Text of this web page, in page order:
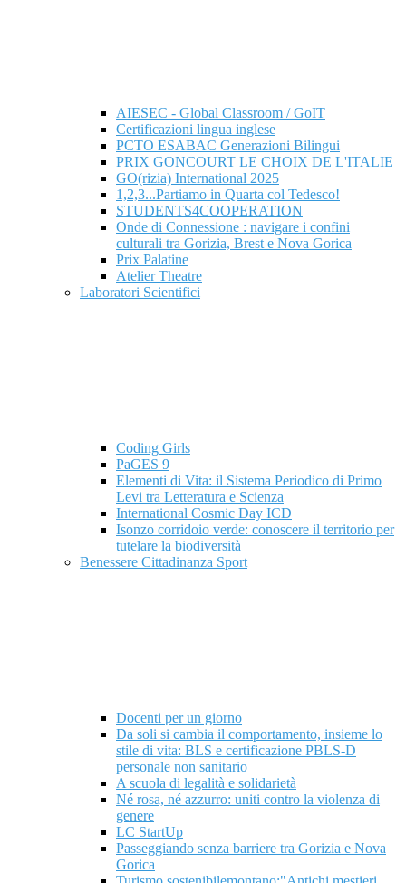
AIESEC - Global Classroom / GoIT
Certificazioni lingua inglese
PCTO ESABAC Generazioni Bilingui
PRIX GONCOURT LE CHOIX DE L'ITALIE
GO(rizia) International 2025
1,2,3...Partiamo in Quarta col Tedesco!
STUDENTS4COOPERATION
Onde di Connessione : navigare i confini
culturali tra Gorizia, Brest e Nova Gorica
Prix Palatine
Atelier Theatre
Laboratori Scientifici
Coding Girls
PaGES 9
Elementi di Vita: il Sistema Periodico di Primo
Levi tra Letteratura e Scienza
International Cosmic Day ICD
Isonzo corridoio verde: conoscere il territorio per
tutelare la biodiversità
Benessere Cittadinanza Sport
Docenti per un giorno
Da soli si cambia il comportamento, insieme lo
stile di vita: BLS e certificazione PBLS-D
personale non sanitario
A scuola di legalità e solidarietà
Né rosa, né azzurro: uniti contro la violenza di
genere
LC StartUp
Passeggiando senza barriere tra Gorizia e Nova
Gorica